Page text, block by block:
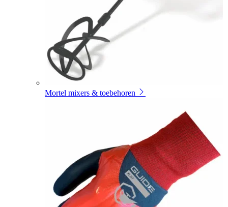
Mortel mixers & toebehoren